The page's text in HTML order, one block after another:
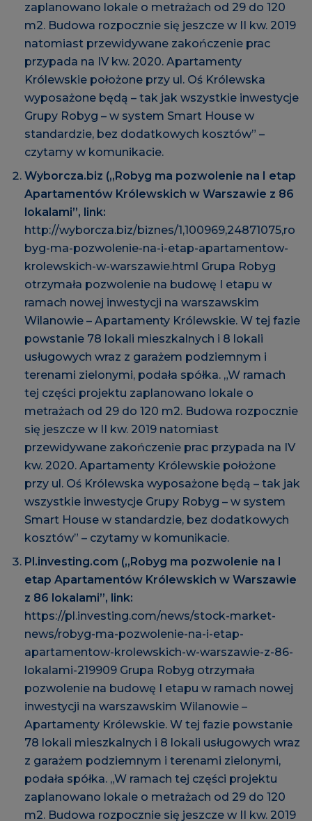
zaplanowano lokale o metrażach od 29 do 120
m2. Budowa rozpocznie się jeszcze w II kw. 2019
natomiast przewidywane zakończenie prac
przypada na IV kw. 2020. Apartamenty
Królewskie położone przy ul. Oś Królewska
wyposażone będą – tak jak wszystkie inwestycje
Grupy Robyg – w system Smart House w
standardzie, bez dodatkowych kosztów” –
czytamy w komunikacie.
Wyborcza.biz („Robyg ma pozwolenie na I etap
Apartamentów Królewskich w Warszawie z 86
lokalami”, link:
http://wyborcza.biz/biznes/1,100969,24871075,ro
byg-ma-pozwolenie-na-i-etap-apartamentow-
krolewskich-w-warszawie.html Grupa Robyg
otrzymała pozwolenie na budowę I etapu w
ramach nowej inwestycji na warszawskim
Wilanowie – Apartamenty Królewskie. W tej fazie
powstanie 78 lokali mieszkalnych i 8 lokali
usługowych wraz z garażem podziemnym i
terenami zielonymi, podała spółka. „W ramach
tej części projektu zaplanowano lokale o
metrażach od 29 do 120 m2. Budowa rozpocznie
się jeszcze w II kw. 2019 natomiast
przewidywane zakończenie prac przypada na IV
kw. 2020. Apartamenty Królewskie położone
przy ul. Oś Królewska wyposażone będą – tak jak
wszystkie inwestycje Grupy Robyg – w system
Smart House w standardzie, bez dodatkowych
kosztów” – czytamy w komunikacie.
Pl.investing.com („Robyg ma pozwolenie na I
etap Apartamentów Królewskich w Warszawie
z 86 lokalami”, link:
https://pl.investing.com/news/stock-market-
news/robyg-ma-pozwolenie-na-i-etap-
apartamentow-krolewskich-w-warszawie-z-86-
lokalami-219909 Grupa Robyg otrzymała
pozwolenie na budowę I etapu w ramach nowej
inwestycji na warszawskim Wilanowie –
Apartamenty Królewskie. W tej fazie powstanie
78 lokali mieszkalnych i 8 lokali usługowych wraz
z garażem podziemnym i terenami zielonymi,
podała spółka. „W ramach tej części projektu
zaplanowano lokale o metrażach od 29 do 120
m2. Budowa rozpocznie się jeszcze w II kw. 2019